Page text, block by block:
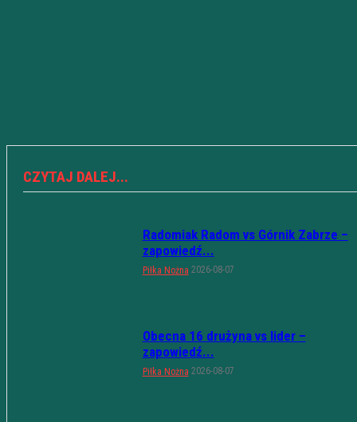
CZYTAJ DALEJ...
Radomiak Radom vs Górnik Zabrze –
zapowiedź...
Piłka Nożna 2026-08-07
Obecna 16 drużyna vs lider –
zapowiedź...
Piłka Nożna 2026-08-07